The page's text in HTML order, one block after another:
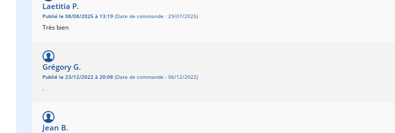
Laetitia P.
Publié le 08/08/2025 à 13:19 (Date de commande : 29/07/2025)
Très bien
Grégory G.
Publié le 23/12/2022 à 20:08 (Date de commande : 06/12/2022)
.
Jean B.